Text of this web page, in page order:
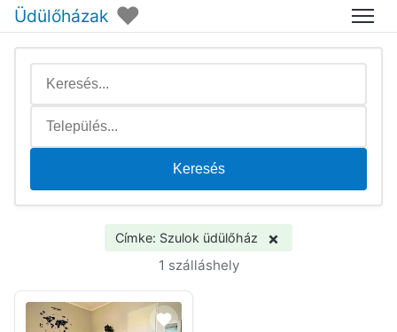
Üdülőházak ♥ Menü
Keresés
Címke: Szulok üdülőház ×
1 szálláshely